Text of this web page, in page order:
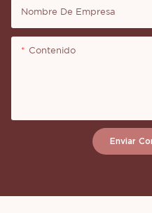
Nombre De Empresa
Contenido
Enviar